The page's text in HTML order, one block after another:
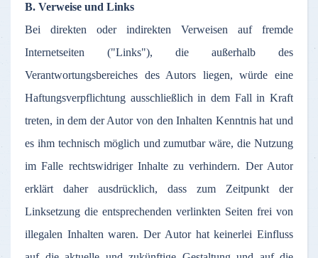
B. Verweise und Links
Bei
direkten oder indirekten Verweisen auf
fremde
Internetseiten ("Links"), die außerhalb des
Verantwortungsbereiches des Autors liegen,würde eine
Haftungsverpflichtung ausschließlich indem Fall in Kraft
treten, indem der Autorvon denInhalten Kenntnishat und
es ihm technisch möglich undzumutbar wäre, die Nutzung
im Falle rechtswidriger Inhalte zu verhindern. Der Autor
erklärt
daher ausdrücklich, dass zum Zeitpunkt
der
Linksetzung die entsprechenden verlinkten Seiten frei von
illegalen Inhalten waren.Der Autorhatkeinerlei Einfluss